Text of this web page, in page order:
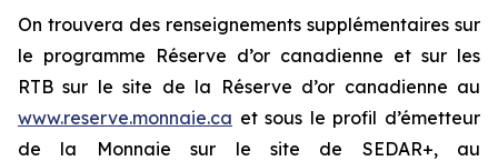
On trouvera des renseignements supplémentaires sur
le programme Réserve d’or canadienne et sur les
RTB sur le site de la Réserve d’or canadienne au
www.reserve.monnaie.ca et sous le profil d’émetteur
de la Monnaie sur le site de SEDAR+, au